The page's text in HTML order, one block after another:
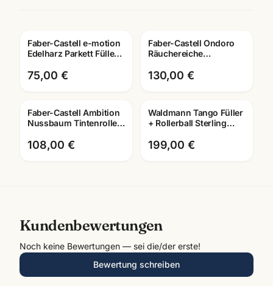
Faber-Castell e-motion
Edelharz Parkett Füller ·
75,00 €
Faber-Castell Ondoro
Räuchereiche
Roller + Kuli · mit
Lasergravur
130,00 €
Faber-Castell Ambition
Nussbaum Tintenroller ·
Lasergravur
108,00 €
Gravur
Waldmann Tango Füller
+ Rollerball Sterling
2300/0005/0004/0003 ·
mit Lasergravu
199,00 €
Kundenbewertungen
Noch keine Bewertungen — sei die/der erste!
Bewertung schreiben